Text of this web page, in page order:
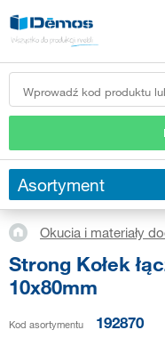
Asortyment
Okucia i materiały
Strong Kołek
10x80mm
Kod asortymentu 192870